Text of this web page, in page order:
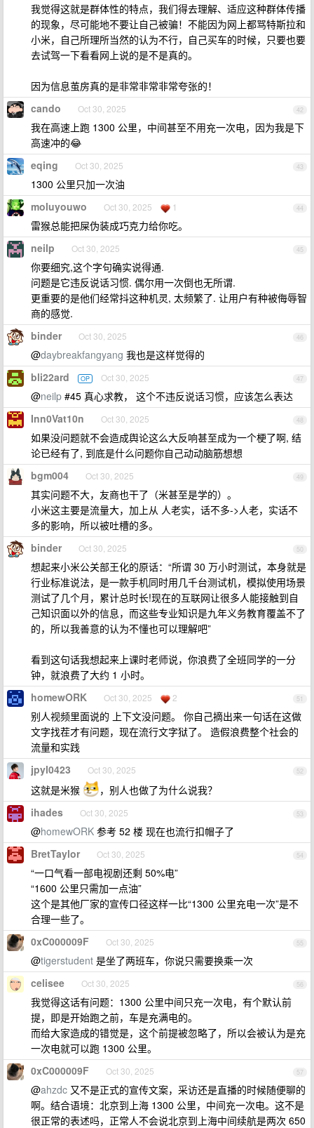
我觉得这就是群体性的特点，我们得去理解、适应这种群体传播
的现象，尽可能地不要让自己被骗！不能因为网上都骂特斯拉和
小米，自己所理所当然的认为不行，自己买车的时候，只要也要
去试驾一下看看网上说的是不是真的。
因为信息茧房真的是非常非常非常夸张的！
42
cando Oct 30, 2025
我在高速上跑 1300 公里，中间甚至不用充一次电，因为我是下
高速冲的😂
43
eqing Oct 30, 2025
1300 公里只加一次油
44
moluyouwo Oct 30, 2025 1
雷猴总能把屎伪装成巧克力给你吃。
45
neilp Oct 30, 2025
你要细究,这个字句确实说得通.
问题是它违反说话习惯. 偶尔用一次倒也无所谓.
更重要的是他们经常抖这种机灵, 太频繁了. 让用户有种被侮辱智
商的感觉.
46
binder Oct 30, 2025
@daybreakfangyang 我也是这样觉得的
47
bli22ard OP Oct 30, 2025
@neilp #45 真心求教， 这个不违反说话习惯，应该怎么表达
48
Inn0Vat10n Oct 30, 2025
如果没问题就不会造成舆论这么大反响甚至成为一个梗了啊, 结
论已经有了, 到底是什么问题你自己动动脑筋想想
49
bgm004 Oct 30, 2025
其实问题不大，友商也干了（米甚至是学的）。
小米这主要是流量大，加上从 人老实，话不多->人老，实话不
多的影响，所以被吐槽的多。
50
binder Oct 30, 2025
想起来小米公关部王化的原话：“所谓 30 万小时测试，本身就是
行业标准说法，是一款手机同时用几千台测试机，模拟使用场景
测试了几个月，累计总时长!现在的互联网让很多人能接触到自
己知识面以外的信息，而这些专业知识是九年义务教育覆盖不了
的，所以我善意的认为不懂也可以理解吧”
看到这句话我想起来上课时老师说，你浪费了全班同学的一分
钟，就浪费了大约 1 小时。
51
homewORK Oct 30, 2025 2
别人视频里面说的 上下文没问题。 你自己摘出来一句话在这做
文字找茬才有问题，现在流行文字狱了。 造假浪费整个社会的
流量和实践
52
jpyl0423 Oct 30, 2025
这就是米猴 ，别人也做了为什么说我？
53
ihades Oct 30, 2025
@homewORK 参考 52 楼 现在也流行扣帽子了
54
BretTaylor Oct 30, 2025
“一口气看一部电视剧还剩 50%电”
“1600 公里只需加一点油”
这个是其他厂家的宣传口径这样一比“1300 公里充电一次”是不
合理一些了。
55
0xC000009F Oct 30, 2025
@tigerstudent 是坐了两班车，你说只需要换乘一次
56
celisee Oct 30, 2025
我觉得这话有问题：1300 公里中间只充一次电，有个默认前
提，即是开始跑之前，车是充满电的。
而给大家造成的错觉是，这个前提被忽略了，所以会被认为是充
一次电就可以跑 1300 公里。
57
0xC000009F Oct 30, 2025
@ahzdc 又不是正式的宣传文案，采访还是直播的时候随便聊的
啊。结合语境：北京到上海 1300 公里，中间充一次电。这不是
很正常的表述吗，正常人不会说北京到上海中间续航是两次 650